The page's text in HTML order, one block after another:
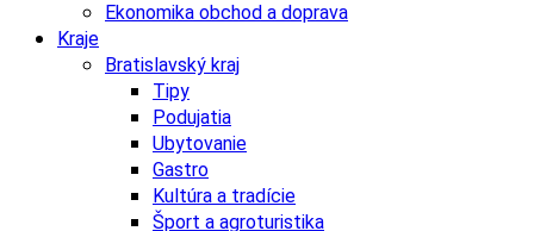
Ekonomika obchod a doprava
Kraje
Bratislavský kraj
Tipy
Podujatia
Ubytovanie
Gastro
Kultúra a tradície
Šport a agroturistika